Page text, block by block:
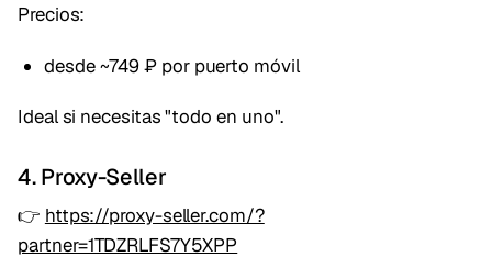
Precios:
desde ~749 ₽ por puerto móvil
Ideal si necesitas "todo en uno".
4. Proxy-Seller
👉 https://proxy-seller.com/?
partner=1TDZRLFS7Y5XPP